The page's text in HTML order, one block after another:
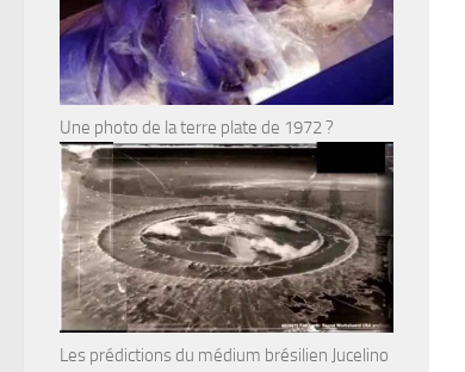
Une photo de la terre plate de 1972 ?
Les prédictions du médium brésilien Jucelino